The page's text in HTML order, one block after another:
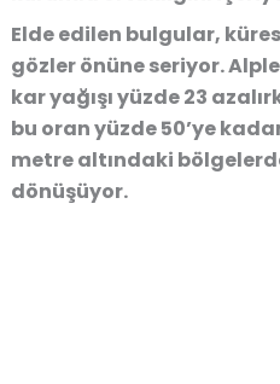
Elde edilen bulgular,
gözler önüne seriyor.
kar yağışı yüzde 23
bu oran yüzde 50’ye
metre altındaki
dönüşüyor.